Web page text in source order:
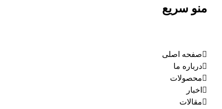
منو سریع
صفحه اصلی
درباره ما
محصولات
اخبار
مقالات